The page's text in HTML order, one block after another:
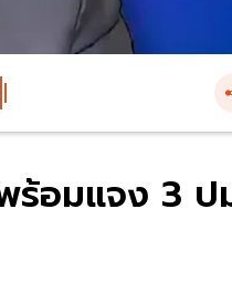
ร้อมแจง 3 ป